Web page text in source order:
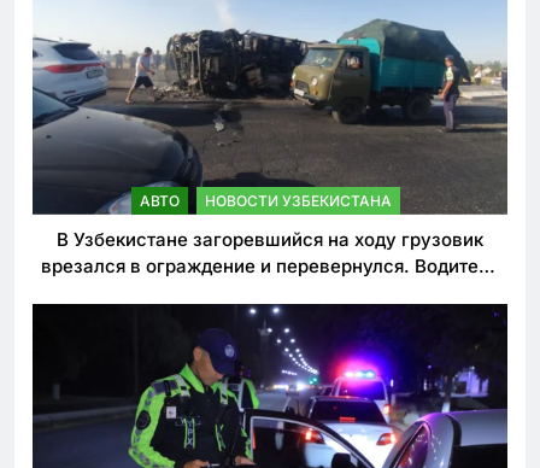
АВТО НОВОСТИ УЗБЕКИСТАНА
В Узбекистане загоревшийся на ходу грузовик
врезался в ограждение и перевернулся. Водитель